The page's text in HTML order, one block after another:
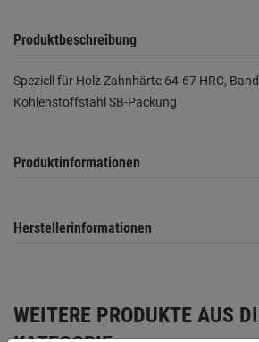
Produktbeschreibung
Speziell für Holz Zahnhärte 64-67 HRC,
Kohlenstoffstahl SB-Packung
Produktinformationen
Herstellerinformationen
WEITERE PRODUKTE AUS